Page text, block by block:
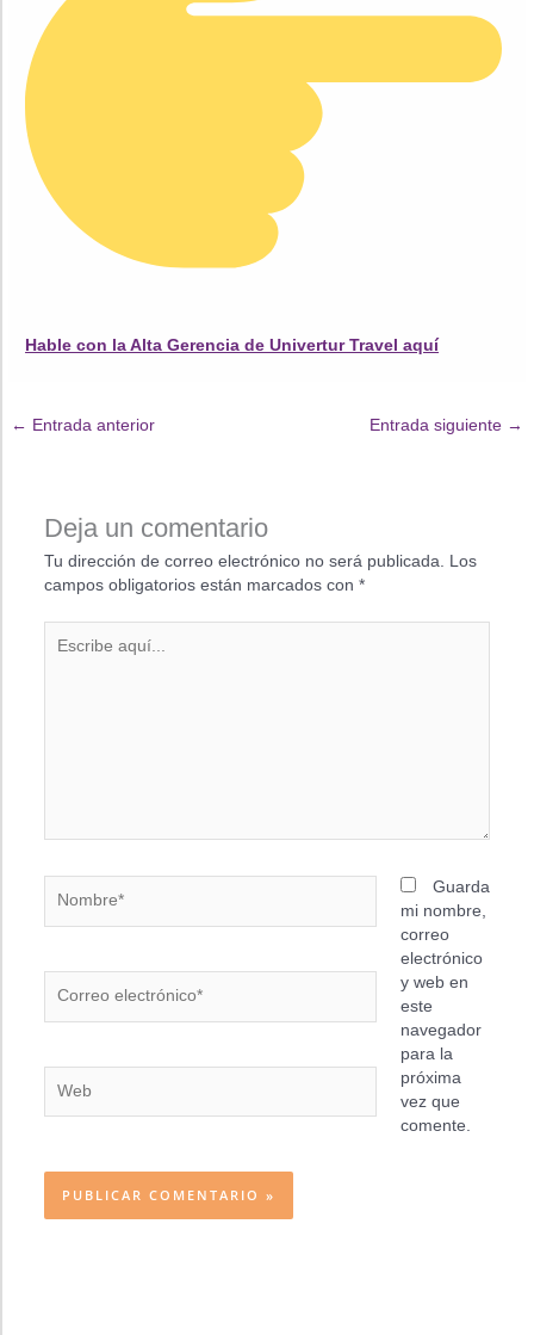
Hable con la Alta Gerencia de Univertur Travel aquí
← Entrada anterior Entrada siguiente →
Deja un comentario
Tu dirección de correo electrónico no será publicada.
Los
campos obligatorios están marcados con *
aquí...
electrónico*
Guarda
mi nombre,
correo
electrónico
y web en
este
navegador
para la
próxima
vez que
comente.